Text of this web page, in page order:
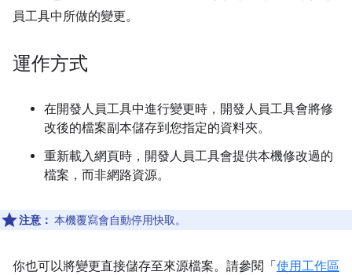
員工具中所做的變更。
運作方式
在開發人員工具中進行變更時，開發人員工具會將修
改後的檔案副本儲存到您指定的資料夾。
重新載入網頁時，開發人員工具會提供本機修改過的
檔案，而非網路資源。
注意： 本機覆寫會自動停用快取。
你也可以將變更直接儲存至來源檔案。請參閱「 使用工作區